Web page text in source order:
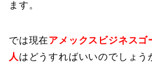
ます。
では現在アメックスビジネスゴ
人 はどうすればいいのでしょう